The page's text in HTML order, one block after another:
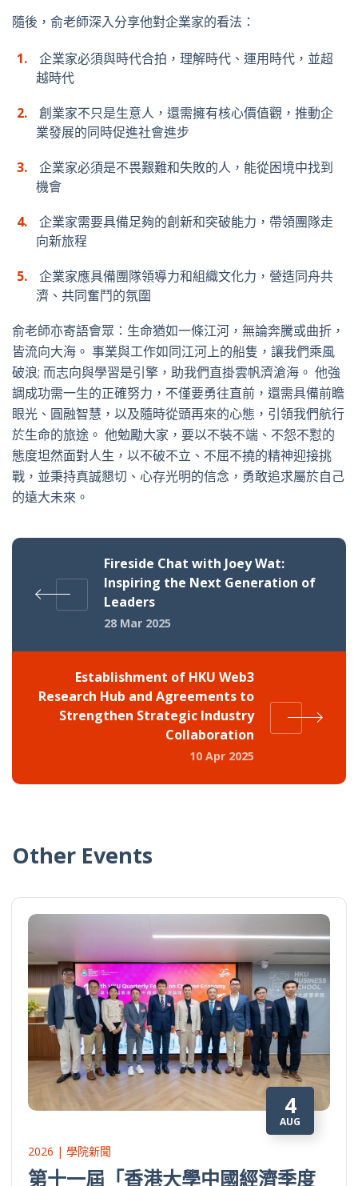
隨後，俞老師深入分享他對企業家的看法：
企業家必須與時代合拍，理解時代、運用時代，並超
越時代
創業家不只是生意人，還需擁有核心價值觀，推動企
業發展的同時促進社會進步
企業家必須是不畏艱難和失敗的人，能從困境中找到
機會
企業家需要具備足夠的創新和突破能力，帶領團隊走
向新旅程
企業家應具備團隊領導力和組織文化力，營造同舟共
濟、共同奮鬥的氛圍
俞老師亦寄語會眾：生命猶如一條江河，無論奔騰或曲折，
皆流向大海。 事業與工作如同江河上的船隻，讓我們乘風
破浪; 而志向與學習是引擎，助我們直掛雲帆濟滄海。 他強
調成功需一生的正確努力，不僅要勇往直前，還需具備前瞻
眼光、圓融智慧，以及隨時從頭再來的心態，引領我們航行
於生命的旅途。 他勉勵大家，要以不裝不端、不怨不懟的
態度坦然面對人生，以不破不立、不屈不撓的精神迎接挑
戰，並秉持真誠懇切、心存光明的信念，勇敢追求屬於自己
的遠大未來。
Fireside Chat with Joey Wat:
Inspiring the Next Generation of
Leaders
28 Mar 2025
Establishment of HKU Web3
Research Hub and Agreements to
Strengthen Strategic Industry
Collaboration
10 Apr 2025
Other Events
4
AUG
2026 | 學院新聞
第十一屆「香港大學中國經濟季度